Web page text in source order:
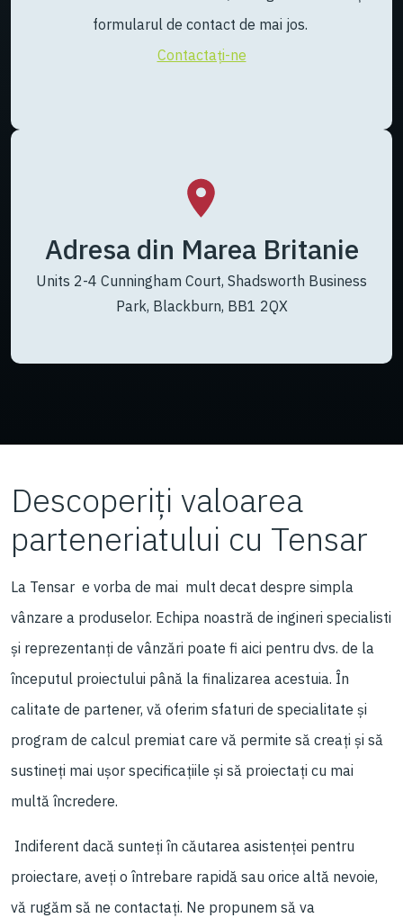
formularul de contact de mai jos.
Contactați-ne
Adresa din Marea Britanie
Units 2-4 Cunningham Court, Shadsworth Business
Park, Blackburn, BB1 2QX
Descoperiți valoarea
parteneriatului cu Tensar
La Tensar e vorba de mai mult decat despre simpla
vânzare a produselor. Echipa noastră de ingineri specialisti
și reprezentanți de vânzări poate fi aici pentru dvs. de la
începutul proiectului până la finalizarea acestuia. În
calitate de partener, vă oferim sfaturi de specialitate și
program de calcul premiat care vă permite să creați și să
sustineți mai ușor specificațiile și să proiectați cu mai
multă încredere.
Indiferent dacă sunteți în căutarea asistenței pentru
proiectare, aveți o întrebare rapidă sau orice altă nevoie,
vă rugăm să ne contactați. Ne propunem să va